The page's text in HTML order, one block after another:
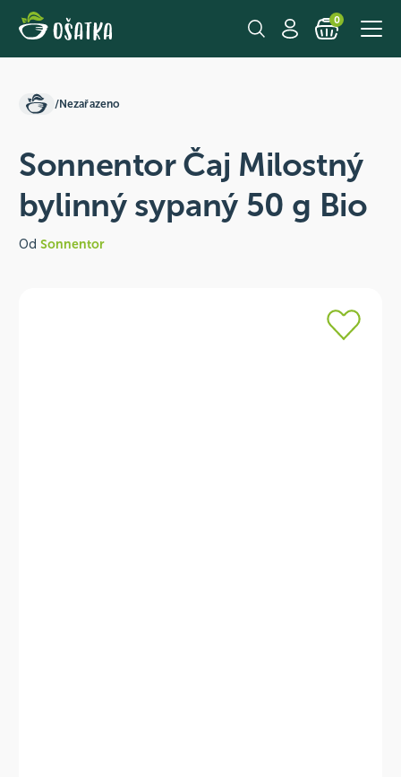
0
/Nezařazeno
Sonnentor Čaj Milostný
bylinný sypaný 50 g Bio
Od Sonnentor